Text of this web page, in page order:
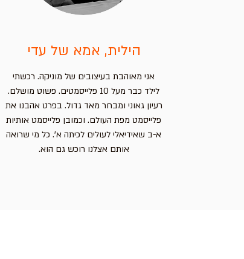
הילית, אמא של עדי
אני מאוהבת בעיצובים של מוניקה. רכשתי
לילד כבר מעל 10 פלייסמטים. פשוט מושלם.
רעיון גאוני ומבחר מאד גדול. בפרט אהבנו את
פלייסמט מפת העולם. וכמובן פלייסמט אותיות
א-ב שאידיאלי לעולים לכיתה א'. כל מי שרואה
אותם אצלנו רוכש גם הוא.